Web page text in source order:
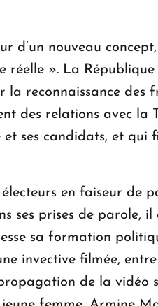
d’un nouveau
». La
la reconnaissance des
des relations avec la
ses candidats, et qui
en faiseur de
ses prises de parole, il
sa formation
invective filmée,
de la vidéo